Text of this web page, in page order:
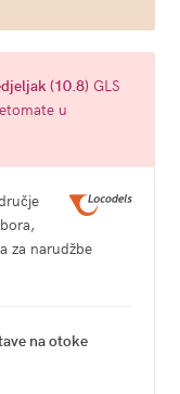
(10.8) GLS
u
za narudžbe
na otoke